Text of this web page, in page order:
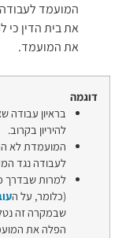
המועמד
את בית הדין כי
את המועמד.
דוגמה
בראיון עבודה
להיריון בקרוב.
המועמדת לא
לעבודה נגד
למרות שבדרך
(כלומר, על ה
שבמקרה זה נטל
הפלה את